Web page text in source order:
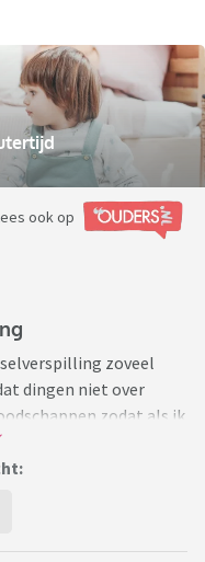
ook op
zoveel
dingen niet over
zodat als ik
heb de andere helft
genoeg avondeten
potjes pesto zijn
bak enkel uit schillen